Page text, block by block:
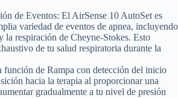
de Eventos: El AirSense 10 AutoSet es
variedad de eventos de apnea, incluyendo
la respiración de Cheyne-Stokes. Esto
de tu salud respiratoria durante la
función de Rampa con detección del inicio
hacia la terapia al proporcionar una
gradualmente a tu nivel de presión